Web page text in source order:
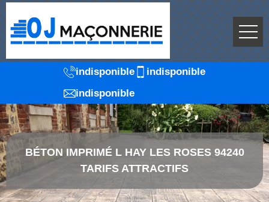
indisponible
indisponible
indisponible
BÉTON IMPRIMÉ L HAY LES ROSES 94240
TARIFS ATTRACTIFS